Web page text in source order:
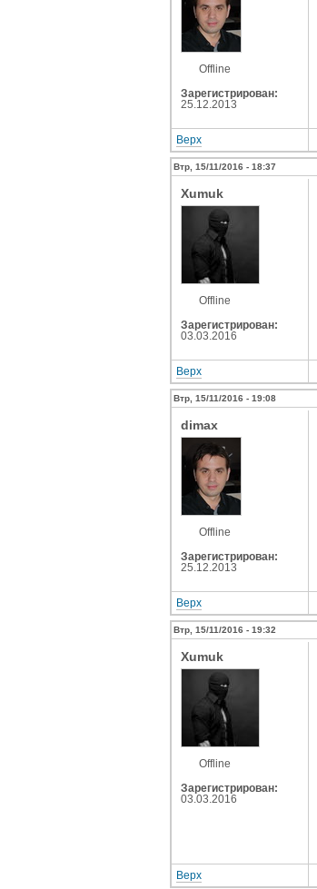
Offline
Зарегистрирован:
25.12.2013
Верх
Втр, 15/11/2016 - 18:37
Xumuk
Offline
Зарегистрирован:
03.03.2016
Верх
Втр, 15/11/2016 - 19:08
dimax
Offline
Зарегистрирован:
25.12.2013
Верх
Втр, 15/11/2016 - 19:32
Xumuk
Offline
Зарегистрирован:
03.03.2016
Верх